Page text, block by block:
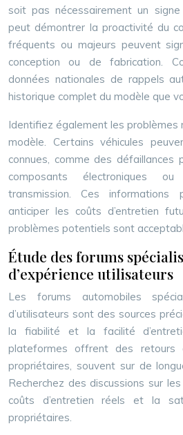
soit pas nécessairement un
peut démontrer la proactivité du
fréquents ou majeurs peuvent
conception ou de fabrication.
données nationales de rappels
historique complet du modèle que
Identifiez également les problèmes
modèle. Certains véhicules
connues, comme des défaillances
composants électroniques
transmission. Ces
anticiper les coûts d’entretien
problèmes potentiels sont
Étude des forums
d’expérience utilisateurs
Les forums automobiles
d’utilisateurs sont des sources
la fiabilité et la facilité
plateformes offrent des retours
propriétaires, souvent sur de
Recherchez des discussions sur
coûts d’entretien réels et la
propriétaires.